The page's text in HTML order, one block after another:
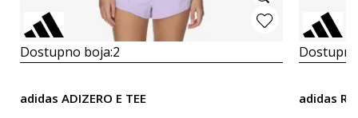
Dostupno boja:2
adidas ADIZERO E TEE adidas RN